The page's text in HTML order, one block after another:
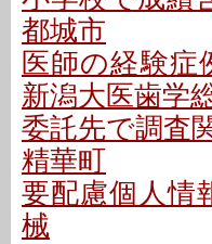
都城市
医師の経験
新潟大医歯学
委託先で調査
精華町
要配慮個人情
械